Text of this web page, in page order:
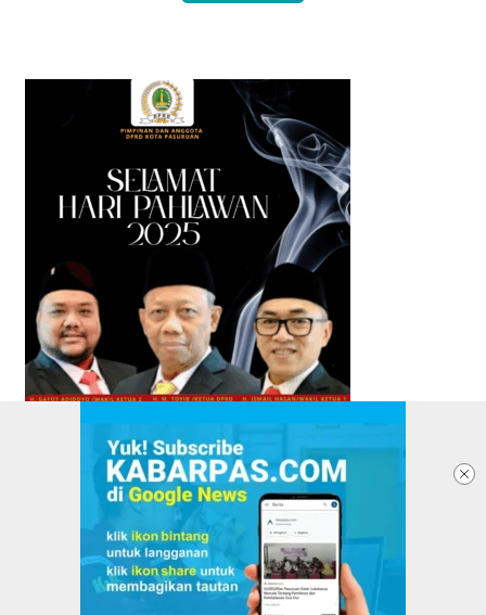
TENTANG KABARPAS REDAKSI
PASANG IKLAN
PEDOMAN MEDIA SIBER
KEBIJAKAN PRIVASI
DISCLAIMER
VERIFIKASI DEWAN PERS